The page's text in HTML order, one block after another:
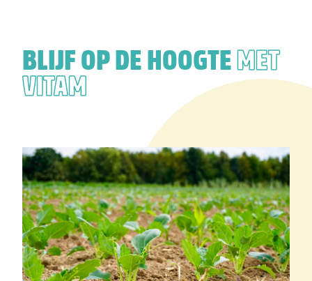
BLIJF OP DE HOOGTEMET
VITAM